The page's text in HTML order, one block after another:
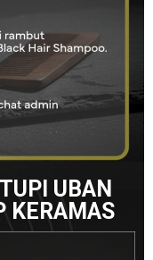
UBAN
KERAMAS